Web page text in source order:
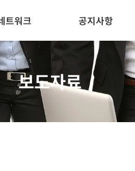
트워크 공지사항
보도자료